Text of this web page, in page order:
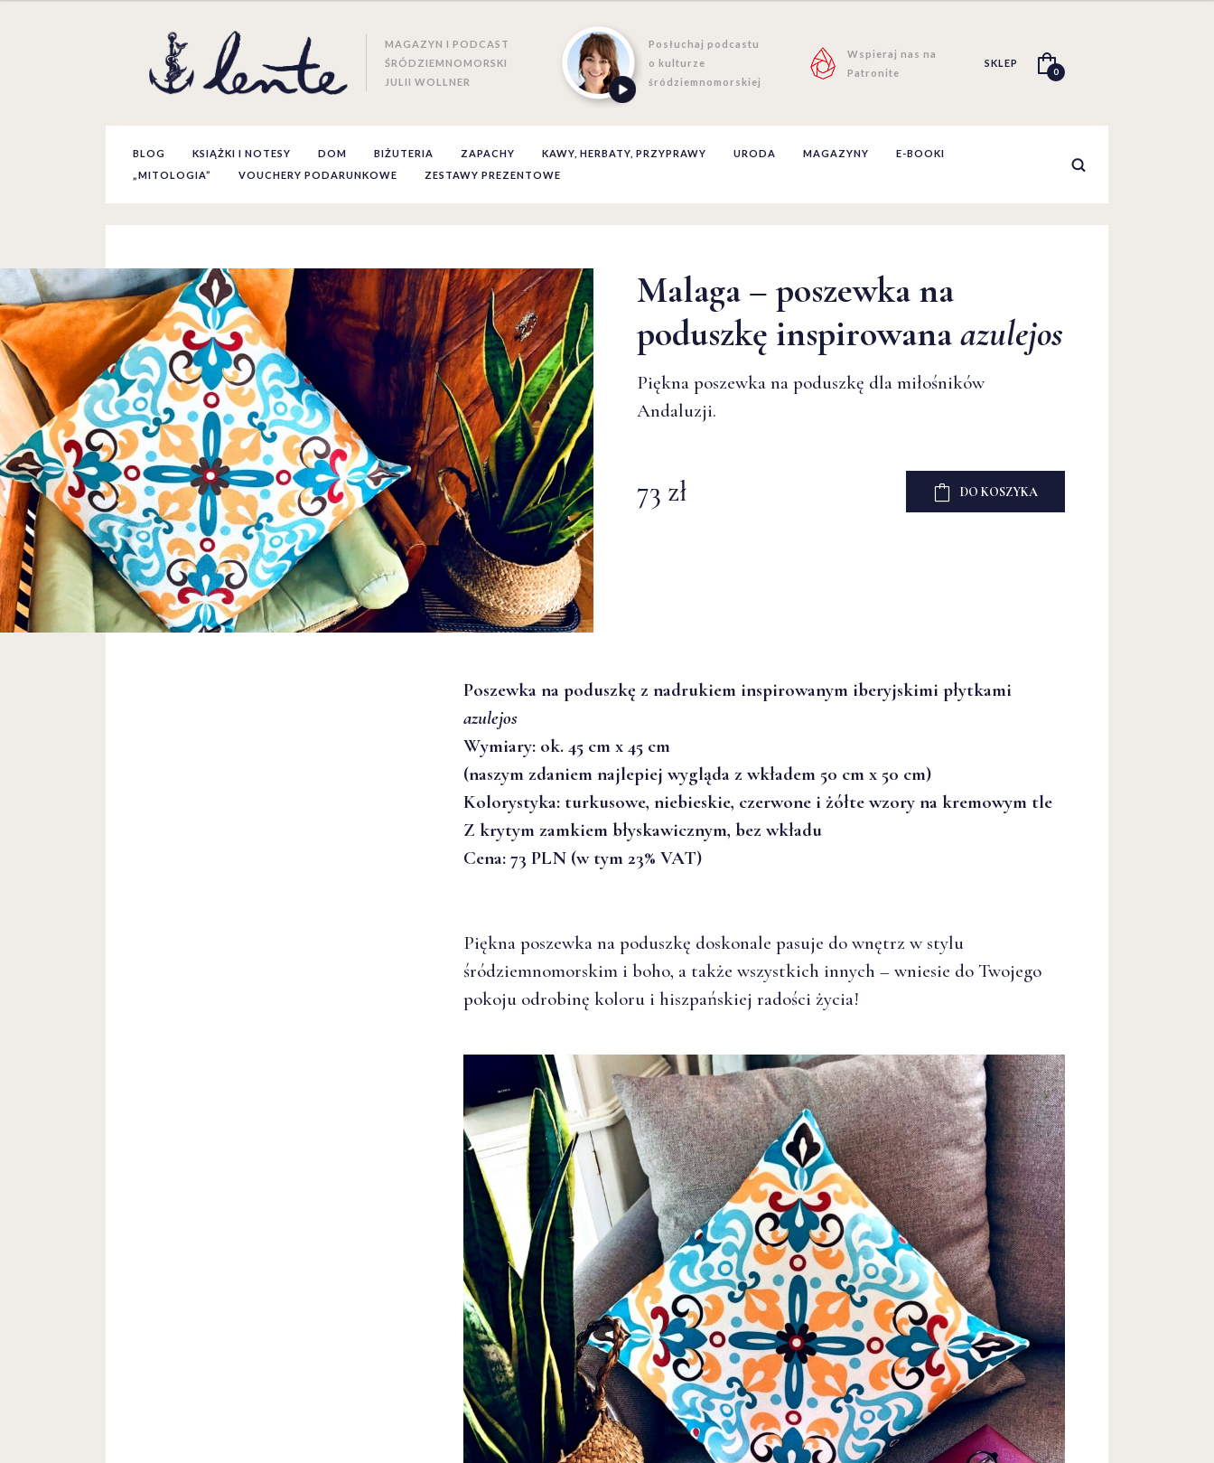
MAGAZYN I PODCAST
ŚRÓDZIEMNOMORSKI
JULII WOLLNER
Posłuchaj podcastu
o kulturze
śródziemnomorskiej
Wspieraj nas na
Patronite
SKLEP
0
BLOG KSIĄŻKI I NOTESY DOM BIŻUTERIA ZAPACHY KAWY, HERBATY, PRZYPRAWY URODA MAGAZYNY
E-BOOKI
„MITOLOGIA”
VOUCHERY PODARUNKOWE ZESTAWY PREZENTOWE
Malaga – poszewka na
poduszkę inspirowanaazulejos
Piękna poszewka na poduszkę dla miłośników
Andaluzji.
73 zł DO KOSZYKA
Poszewka na poduszkę z nadrukiem inspirowanym iberyjskimi płytkami
azulejos
Wymiary: ok. 45 cm x 45 cm
(naszym zdaniem najlepiej wygląda z wkładem 50 cm x 50 cm)
Kolorystyka: turkusowe, niebieskie, czerwone i żółte wzory na kremowym tle
Z krytym zamkiem błyskawicznym, bez wkładu
Cena: 73 PLN (w tym 23% VAT)
Piękna poszewka na poduszkę doskonale pasuje do wnętrz w stylu
śródziemnomorskim i boho, a także wszystkich innych – wniesie do Twojego
pokoju odrobinę koloru i hiszpańskiej radości życia!